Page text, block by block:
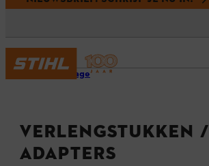
Homepage
VERLENGSTUKKEN /
ADAPTERS